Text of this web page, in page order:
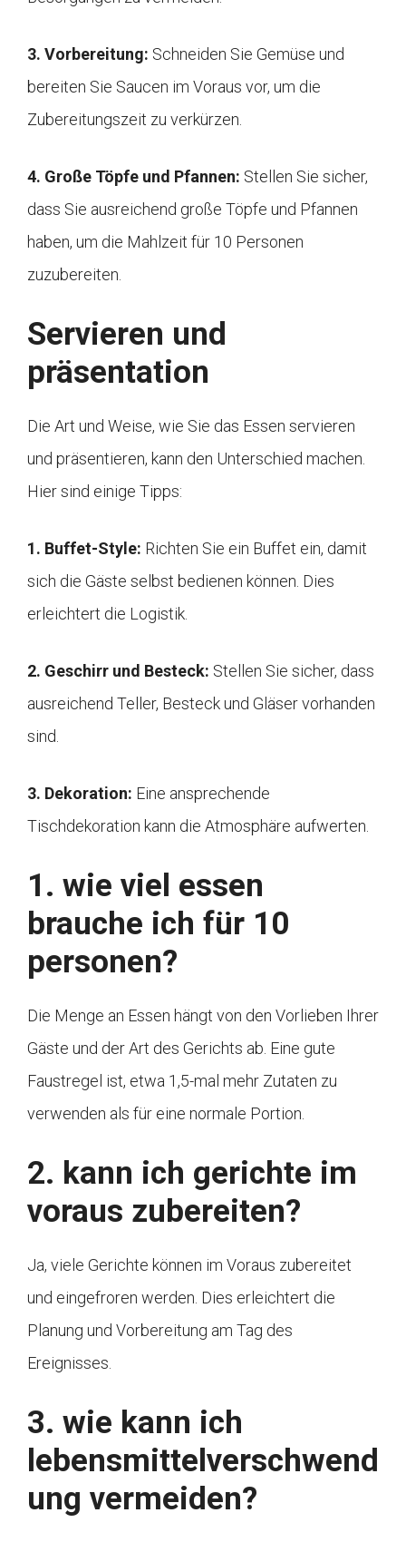
3. Vorbereitung: Schneiden Sie Gemüse und
bereiten Sie Saucen im Voraus vor, um die
Zubereitungszeit zu verkürzen.
4. Große Töpfe und Pfannen: Stellen Sie sicher,
dass Sie ausreichend große Töpfe und Pfannen
haben, um die Mahlzeit für 10 Personen
zuzubereiten.
Servieren und
präsentation
Die Art und Weise, wie Sie das Essen servieren
und präsentieren, kann den Unterschied machen.
Hier sind einige Tipps:
1. Buffet-Style: Richten Sie ein Buffet ein, damit
sich die Gäste selbst bedienen können. Dies
erleichtert die Logistik.
2. Geschirr und Besteck: Stellen Sie sicher, dass
ausreichend Teller, Besteck und Gläser vorhanden
sind.
3. Dekoration: Eine ansprechende
Tischdekoration kann die Atmosphäre aufwerten.
1. wie viel essen
brauche ich für 10
personen?
Die Menge an Essen hängt von den Vorlieben Ihrer
Gäste und der Art des Gerichts ab. Eine gute
Faustregel ist, etwa 1,5-mal mehr Zutaten zu
verwenden als für eine normale Portion.
2. kann ich gerichte im
voraus zubereiten?
Ja, viele Gerichte können im Voraus zubereitet
und eingefroren werden. Dies erleichtert die
Planung und Vorbereitung am Tag des
Ereignisses.
3. wie kann ich
lebensmittelverschwend
ung vermeiden?